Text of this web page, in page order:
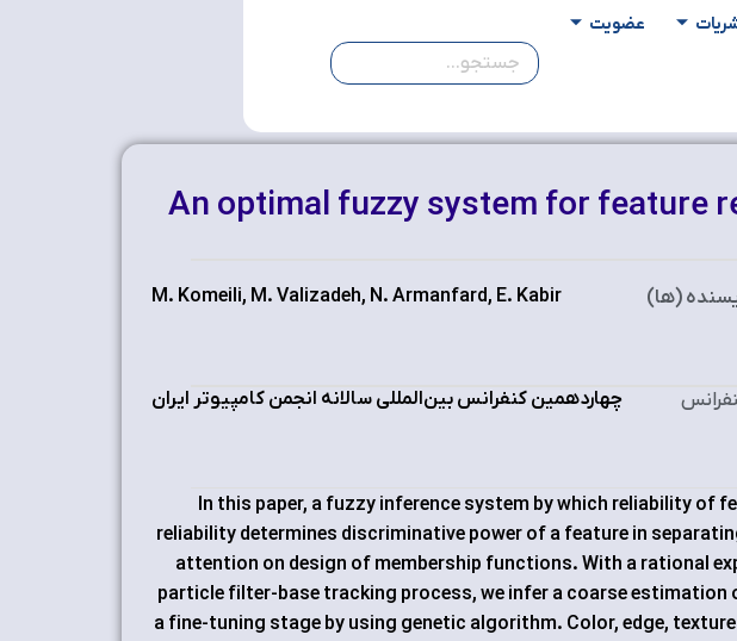
عضویت
An optimal fuzzy system for feature
M. Komeili, M. Valizadeh, N. Armanfard, E. Kabir (ها)
چهاردهمین کنفرانس بین‌المللی سالانه انجمن کامپیوتر ایران
In this paper, a fuzzy inference system by which reliability of
reliability determines discriminative power of a feature in
attention on design of membership functions. With a rational
particle filter-base tracking process, we infer a coarse
a fine-tuning stage by using genetic algorithm. Color, edge,